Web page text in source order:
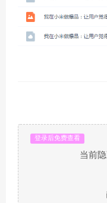
登录后免费查看
当前